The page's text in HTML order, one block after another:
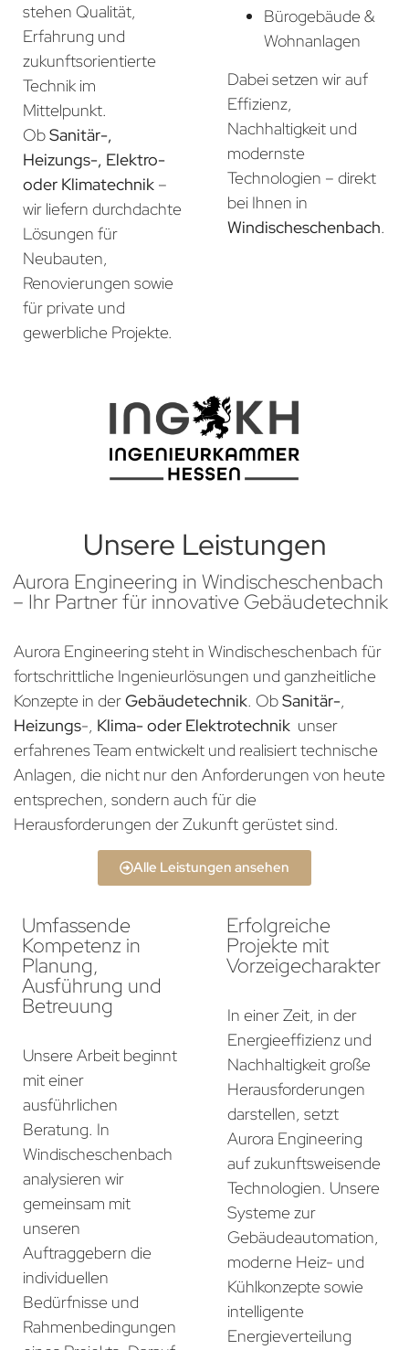
stehen Qualität,
Erfahrung und
zukunftsorientierte
Technik im
Mittelpunkt.
ObSanitär-,
Heizungs-, Elektro-
oder Klimatechnik –
wir liefern durchdachte
Lösungen für
Neubauten,
Renovierungen sowie
für private und
gewerbliche Projekte.
Bürogebäude &
Wohnanlagen
Dabei setzen wir auf
Effizienz,
Nachhaltigkeit und
modernste
Technologien – direkt
bei Ihnen in
Windischeschenbach.
Unsere Leistungen
Aurora Engineering in Windischeschenbach
– Ihr Partner für innovative Gebäudetechnik
Aurora Engineering steht in Windischeschenbach für
fortschrittliche Ingenieurlösungen und ganzheitliche
Konzepte in derGebäudetechnik. ObSanitär-,
Heizungs-, Klima- oder Elektrotechnik unser
erfahrenes Team entwickelt und realisiert technische
Anlagen, die nicht nur den Anforderungen von heute
entsprechen, sondern auch für die
Herausforderungen der Zukunft gerüstet sind.
Alle Leistungen ansehen
Umfassende
Kompetenz in
Planung,
Ausführung und
Betreuung
Unsere Arbeit beginnt
mit einer
ausführlichen
Beratung. In
Windischeschenbach
analysieren wir
gemeinsam mit
unseren
Auftraggebern die
individuellen
Bedürfnisse und
Rahmenbedingungen
Erfolgreiche
Projekte mit
Vorzeigecharakter
In einer Zeit, in der
Energieeffizienz und
Nachhaltigkeit große
Herausforderungen
darstellen, setzt
Aurora Engineering
auf zukunftsweisende
Technologien. Unsere
Systeme zur
Gebäudeautomation,
moderne Heiz- und
Kühlkonzepte sowie
intelligente
Energieverteilung